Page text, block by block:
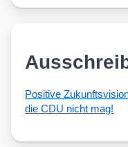
Posi­ti­ve
die CDU nicht mag!